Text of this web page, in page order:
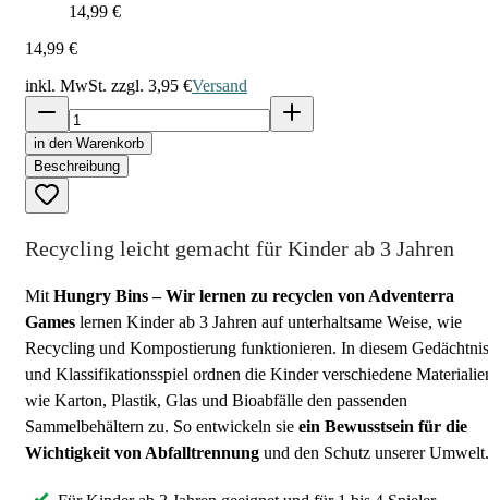
14,99 €
14,99 €
inkl. MwSt. zzgl. 3,95 €Versand
in den Warenkorb
Beschreibung
Recycling leicht gemacht für Kinder ab 3 Jahren
Mit Hungry Bins – Wir lernen zu recyclen von Adventerra
Games lernen Kinder ab 3 Jahren auf unterhaltsame Weise, wie
Recycling und Kompostierung funktionieren. In diesem
und Klassifikationsspiel ordnen die Kinder verschiedene
wie Karton, Plastik, Glas und Bioabfälle den passenden
Sammelbehältern zu. So entwickeln sie ein Bewusstsein für die
Wichtigkeit von Abfalltrennung und den Schutz unserer Umwelt.